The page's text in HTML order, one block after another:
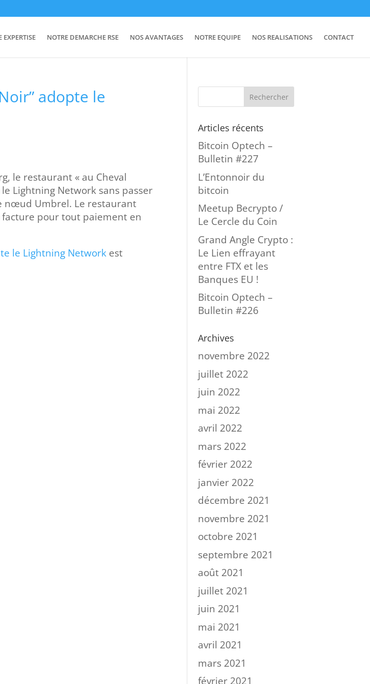
EXPERTISE NOTRE DEMARCHE RSE NOS AVANTAGES NOTRE EQUIPE NOS REALISATIONS CONTACT
adopte le
le restaurant « au Cheval
Lightning Network sans passer
nœud Umbrel. Le restaurant
pour tout paiement en
le Lightning Network est
Articles récents
Bitcoin Optech –
Bulletin #227
L’Entonnoir du
bitcoin
Meetup Becrypto /
Le Cercle du Coin
Grand Angle Crypto :
Le Lien effrayant
entre FTX et les
Banques EU !
Bitcoin Optech –
Bulletin #226
Archives
novembre 2022
juillet 2022
juin 2022
mai 2022
avril 2022
mars 2022
février 2022
janvier 2022
décembre 2021
novembre 2021
octobre 2021
septembre 2021
août 2021
juillet 2021
juin 2021
mai 2021
avril 2021
mars 2021
février 2021